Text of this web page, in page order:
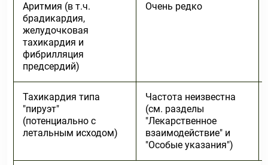
Аритмия (в т.ч.
брадикардия,
желудочковая
тахикардия и
фибрилляция
предсердий)
Очень редко
Тахикардия типа
"пируэт"
(потенциально с
летальным исходом)
Частота неизвестна
(см. разделы
"Лекарственное
взаимодействие" и
"Особые указания")